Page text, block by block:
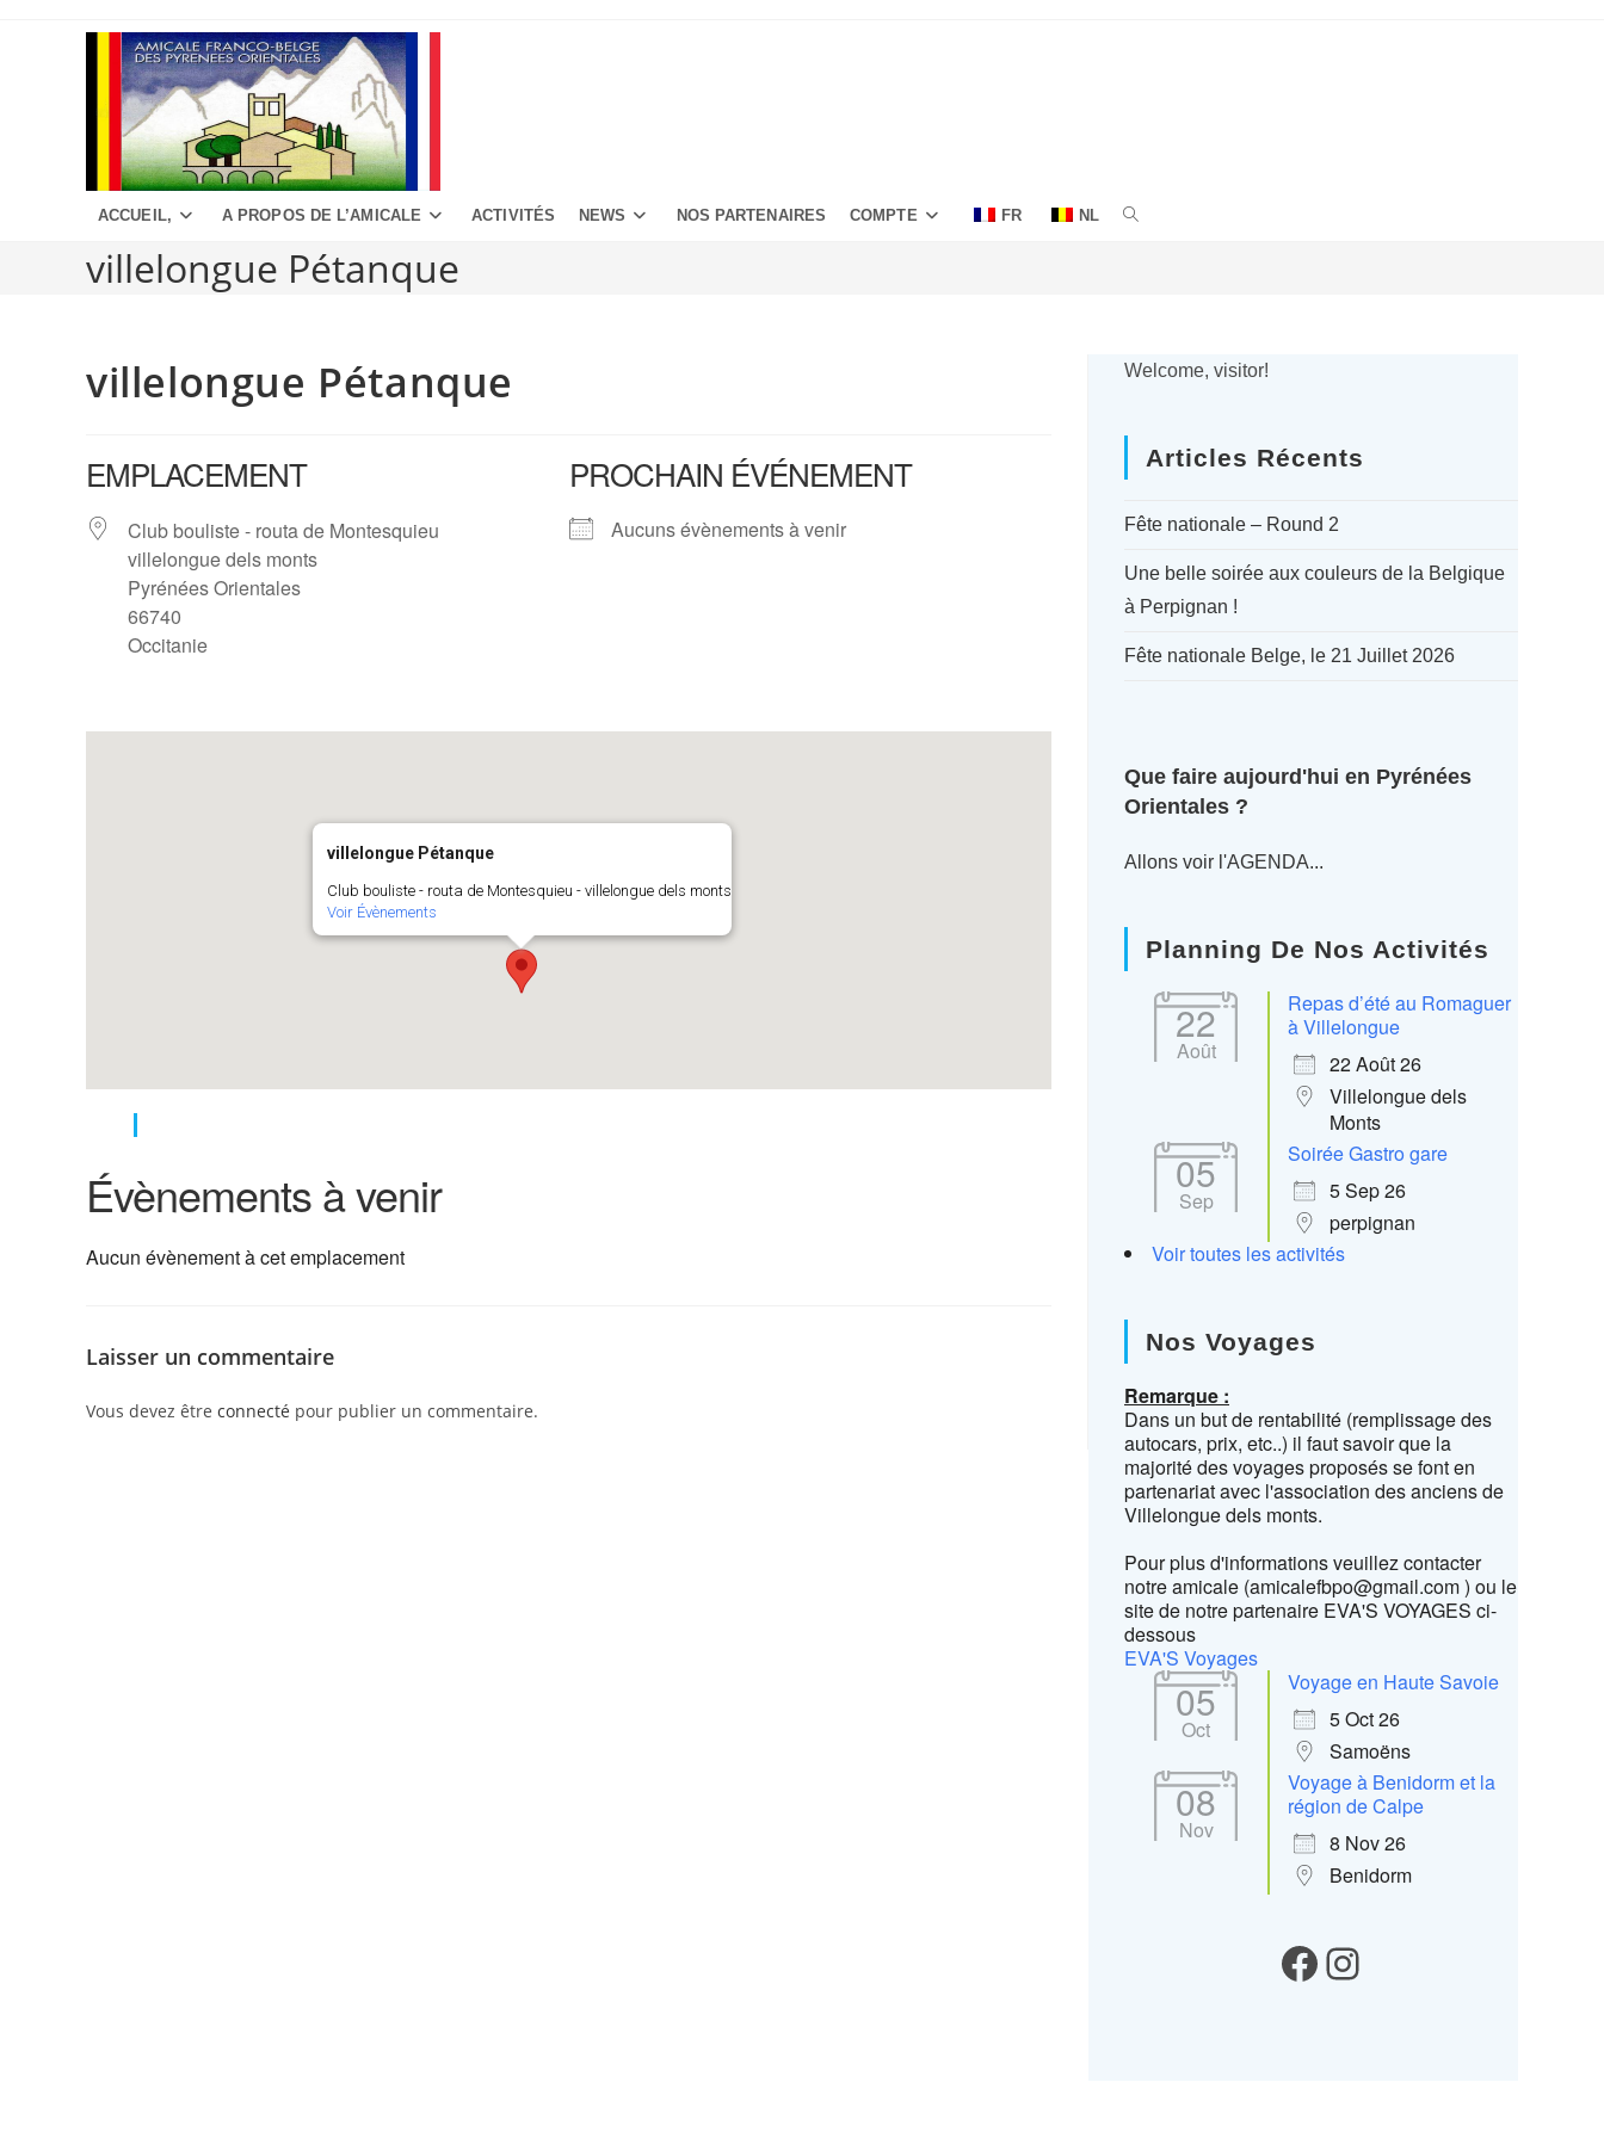
ACCUEIL, A PROPOS DE L’AMICALE ACTIVITÉS NEWS NOS PARTENAIRES COMPTE FR NL ACTIVER
SUR
SITE
WEB
villelongue Pétanque
villelongue Pétanque
EMPLACEMENT
Club bouliste - routa de Montesquieu
villelongue dels monts
Pyrénées Orientales
66740
Occitanie
PROCHAIN ÉVÉNEMENT
Aucuns évènements à venir
villelongue Pétanque
Club bouliste - routa de Montesquieu - villelongue dels monts
Voir Évènements
Évènements à venir
Aucun évènement à cet emplacement
Laisser un commentaire
Vous devez être connecté pour publier un commentaire.
Welcome, visitor!
Articles Récents
Fête nationale – Round 2
Une belle soirée aux couleurs de la Belgique
à Perpignan !
Fête nationale Belge, le 21 Juillet 2026
Que faire aujourd'hui en Pyrénées
Orientales ?
Allons voir l'AGENDA...
Planning De Nos Activités
22
Août
Repas d’été au Romaguer
à Villelongue
22 Août 26
Villelongue dels
Monts
05
Sep
Soirée Gastro gare
5 Sep 26
perpignan
Voir toutes les activités
Nos Voyages
Remarque :
Dans un but de rentabilité (remplissage des
autocars, prix, etc..) il faut savoir que la
majorité des voyages proposés se font en
partenariat avec l'association des anciens de
Villelongue dels monts.
Pour plus d'informations veuillez contacter
notre amicale (amicalefbpo@gmail.com ) ou le
site de notre partenaire EVA'S VOYAGES ci-
dessous
EVA'S Voyages
05
Oct
Voyage en Haute Savoie
5 Oct 26
Samoëns
08
Nov
Voyage à Benidorm et la
région de Calpe
8 Nov 26
Benidorm
Notre FacebookInstagram